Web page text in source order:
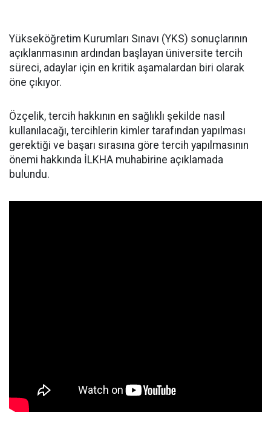
Yükseköğretim Kurumları Sınavı (YKS) sonuçlarının
açıklanmasının ardından başlayan üniversite tercih
süreci, adaylar için en kritik aşamalardan biri olarak
öne çıkıyor.
Özçelik, tercih hakkının en sağlıklı şekilde nasıl
kullanılacağı, tercihlerin kimler tarafından yapılması
gerektiği ve başarı sırasına göre tercih yapılmasının
önemi hakkında İLKHA muhabirine açıklamada
bulundu.